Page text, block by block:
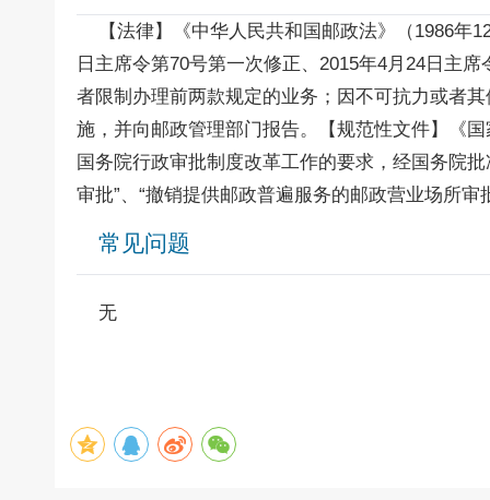
【法律】《中华人民共和国邮政法》（1986年
日主席令第70号第一次修正、2015年4月24日主
者限制办理前两款规定的业务；因不可抗力或者
施，并向邮政管理部门报告。【规范性文件】《
国务院行政审批制度改革工作的要求，经国务院
审批”、“撤销提供邮政普遍服务的邮政营业场所
常见问题
无